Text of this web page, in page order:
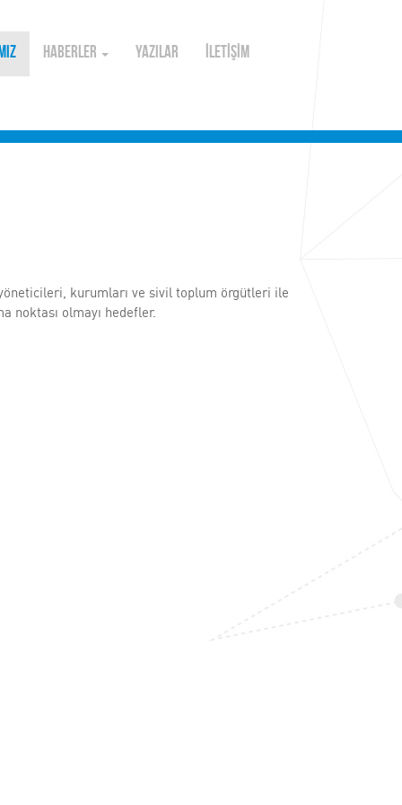
HABERLER YAZILAR İLETİŞİM
kurumları ve sivil toplum örgütleri ile
noktası olmayı hedefler.